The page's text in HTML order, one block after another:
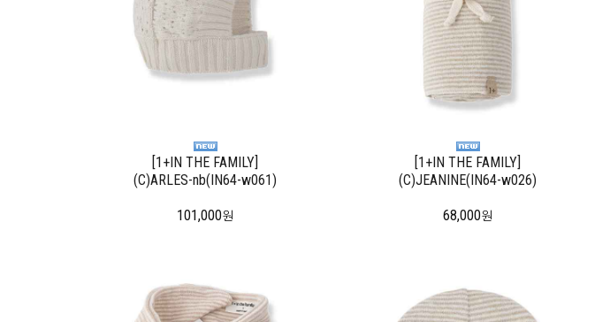
[1+IN THE FAMILY]
(C)ARLES-nb(IN64-w061)
101,000원
[1+IN THE FAMILY]
(C)JEANINE(IN64-w026)
68,000원